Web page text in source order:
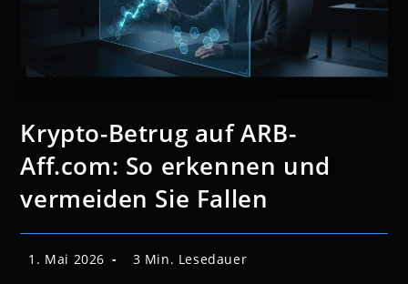
Krypto-Betrug auf ARB-
Aff.com: So erkennen und
vermeiden Sie Fallen
Beitrag
1. Mai 2026 Lesedauer:
3 Min. Lesedauer